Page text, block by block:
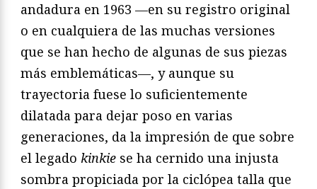
andadura en 1963 —en su registro original
o en cualquiera de las muchas versiones
que se han hecho de algunas de sus piezas
más emblemáticas—, y aunque su
trayectoria fuese lo suficientemente
dilatada para dejar poso en varias
generaciones, da la impresión de que sobre
el legado kinkie se ha cernido una injusta
sombra propiciada por la ciclópea talla que